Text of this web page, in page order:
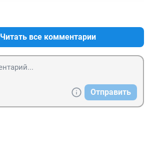
Читать все комментарии
Отправить